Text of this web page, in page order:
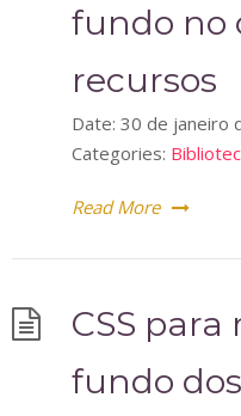
fundo no
recursos
Date: 30 de janeiro
Categories:
Read More
CSS
fundo